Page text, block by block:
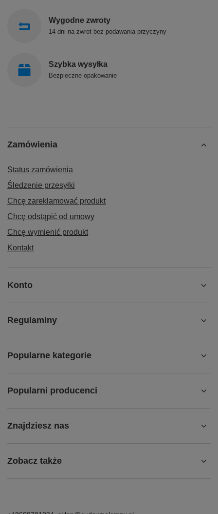
Wygodne zwroty
14 dni na zwrot bez podawania przyczyny
Szybka wysyłka
Bezpieczne opakowanie
Zamówienia
Status zamówienia
Śledzenie przesyłki
Chcę zareklamować produkt
Chcę odstąpić od umowy
Chcę wymienić produkt
Kontakt
Konto
Regulaminy
Popularne kategorie
Popularni producenci
Znajdziesz nas
Zobacz także